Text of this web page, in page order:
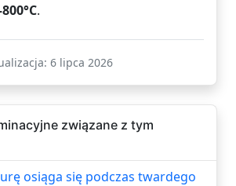
.
6 lipca 2026
związane z tym
osiąga się podczas twardego